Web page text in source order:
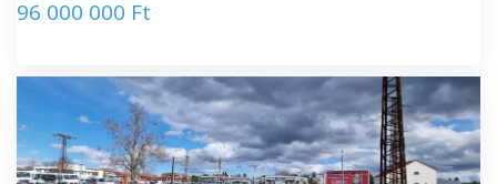
96 000 000 Ft